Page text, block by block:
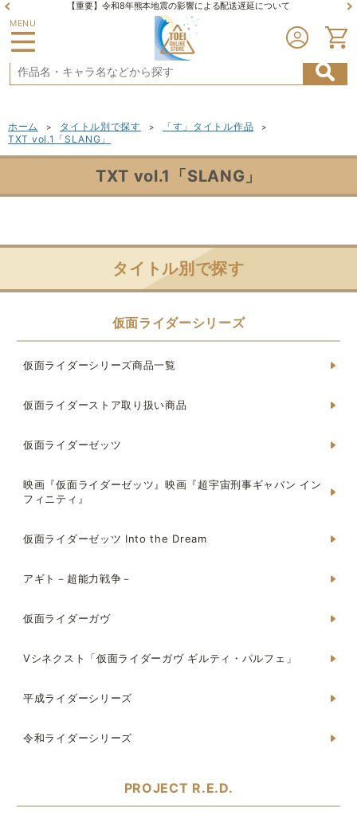
【重要】令和8年熊本地震の影響による配送遅延について
MENU
ホーム > タイトル別で探す > 「す」タイトル作品 >
TXT vol.1「SLANG」
TXT vol.1「SLANG」
タイトル別で探す
仮面ライダーシリーズ
仮面ライダーシリーズ商品一覧
仮面ライダーストア取り扱い商品
仮面ライダーゼッツ
映画『仮面ライダーゼッツ』映画『超宇宙刑事ギャバン イン
フィニティ』
仮面ライダーゼッツ Into the Dream
アギト－超能力戦争－
仮面ライダーガヴ
Vシネクスト「仮面ライダーガヴ ギルティ・パルフェ」
平成ライダーシリーズ
令和ライダーシリーズ
PROJECT R.E.D.